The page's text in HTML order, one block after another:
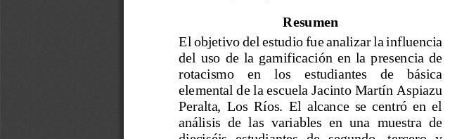
Resumen
El objetivo del estudio fue analizar la influencia
del  uso  de  la  gamificación  en  la  presencia  de
rotacismo    en    los    estudiantes    de    básica
elemental de la escuela Jacinto Martín Aspiazu
Peralta,  Los  Ríos.  El  alcance  se  centró  en  el
análisis  de  las  variables  en  una  muestra  de